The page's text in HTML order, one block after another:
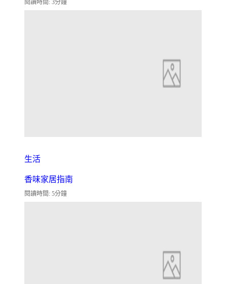
閱讀時間: 3分鐘
生活
香味家居指南
閱讀時間: 5分鐘